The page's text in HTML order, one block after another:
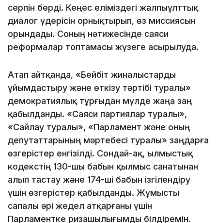
серпін берді. Кеңес еліміздегі жалпыұлттық
диалог үдерісін орнықтырып, өз миссиясын
орындады. Соның нәтижесінде саяси
реформалар топтамасы жүзеге асырылуда.
Атап айтқанда, «Бейбіт жиналыстарды
ұйымдастыру және өткізу тәртібі туралы»
демократиялық тұрғыдан мүлде жаңа заң
қабылданды. «Саяси партиялар туралы»,
«Сайлау туралы», «Парламент және оның
депутаттарының мәртебесі туралы» заңдарға
өзгерістер енгізілді. Сондай-ақ, Қылмыстық
кодекстің 130-шы бабын қылмыс санатынан
алып тастау және 174-ші бабын ізгілендіру
үшін өзгерістер қабылданды. Жұмысты
сапалы әрі жедел атқарғаны үшін
Парламентке ризашылығымды білдіремін.